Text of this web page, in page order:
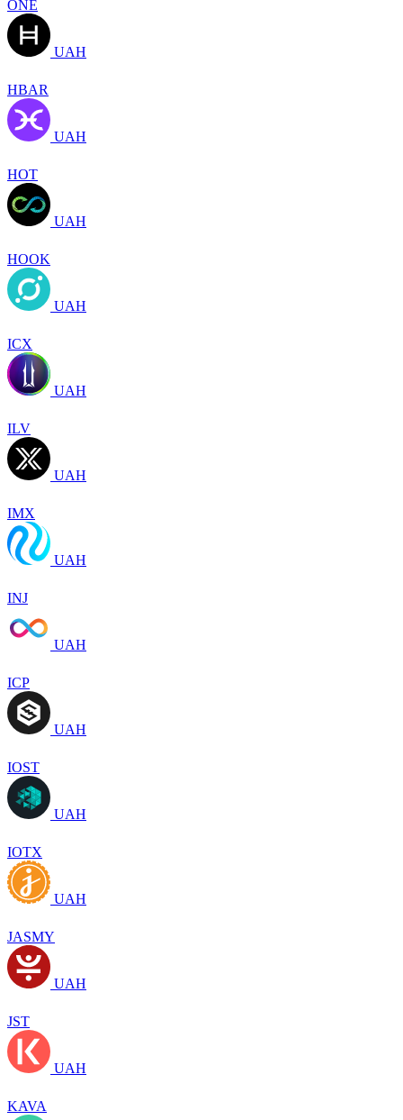
ONE
UAH
HBAR
UAH
HOT
UAH
HOOK
UAH
ICX
UAH
ILV
UAH
IMX
UAH
INJ
UAH
ICP
UAH
IOST
UAH
IOTX
UAH
JASMY
UAH
JST
UAH
KAVA